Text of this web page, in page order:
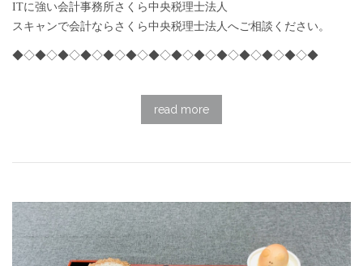
ITに強い会計事務所さくら中央税理士法人
スキャンで会計ならさくら中央税理士法人へご相談ください。
◆◇◆◇◆◇◆◇◆◇◆◇◆◇◆◇◆◇◆◇◆◇◆◇◆◇◆
read more